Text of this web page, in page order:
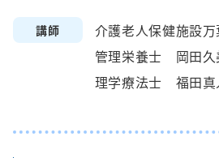
講師
介護老人保健施設万
管理栄養士 岡田
理学療法士 福田真